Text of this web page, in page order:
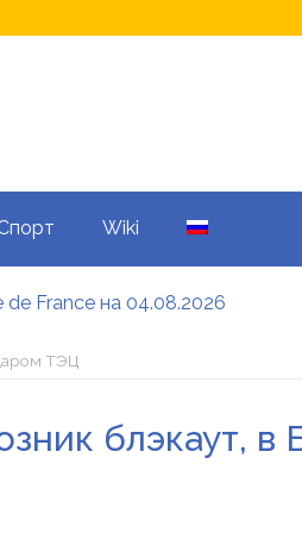
Wiki
France на 04.08.2026
выплаты, а кому не начислят
и обменников
ТЭЦ
блэкаут, в